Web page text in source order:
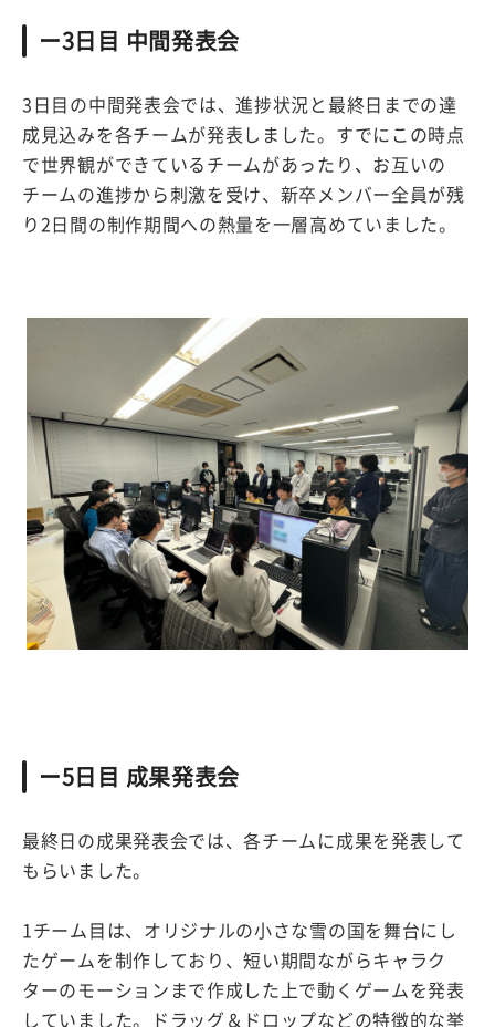
ー3日目 中間発表会
3日目の中間発表会では、進捗状況と最終日までの達
成見込みを各チームが発表しました。すでにこの時点
で世界観ができているチームがあったり、お互いの
チームの進捗から刺激を受け、新卒メンバー全員が残
り2日間の制作期間への熱量を一層高めていました。
ー5日目 成果発表会
最終日の成果発表会では、各チームに成果を発表して
もらいました。
1チーム目は、オリジナルの小さな雪の国を舞台にし
たゲームを制作しており、短い期間ながらキャラク
ターのモーションまで作成した上で動くゲームを発表
していました。ドラッグ＆ドロップなどの特徴的な挙